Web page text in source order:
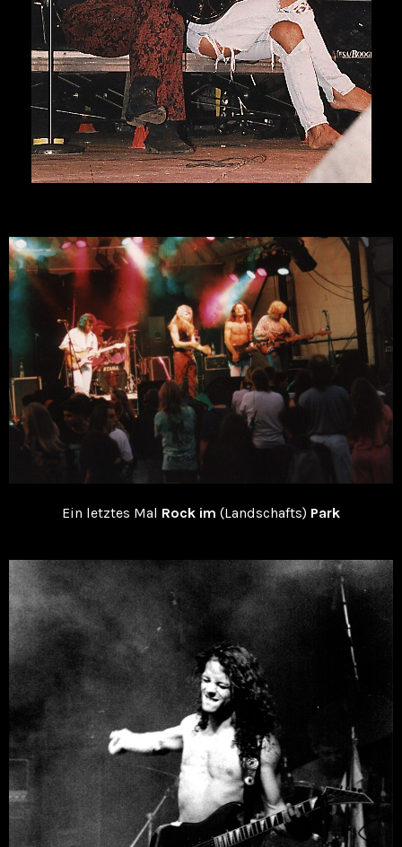
Ein letztes Mal Rock im (Landschafts) Park